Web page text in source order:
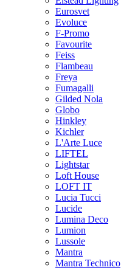
Eurosvet
Evoluce
F-Promo
Favourite
Feiss
Flambeau
Freya
Fumagalli
Gilded Nola
Globo
Hinkley
Kichler
L'Arte Luce
LIFTEL
Lightstar
Loft House
LOFT IT
Lucia Tucci
Lucide
Lumina Deco
Lumion
Lussole
Mantra
Mantra Technico